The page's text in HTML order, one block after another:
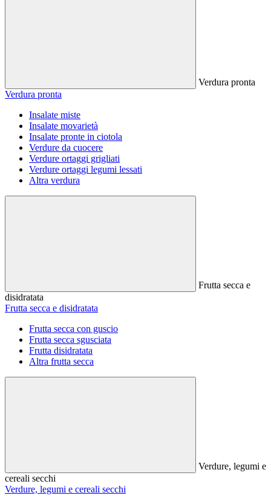
Verdura pronta
Verdura pronta
Insalate miste
Insalate movarietà
Insalate pronte in ciotola
Verdure da cuocere
Verdure ortaggi grigliati
Verdure ortaggi legumi lessati
Altra verdura
Frutta secca e
disidratata
Frutta secca e disidratata
Frutta secca con guscio
Frutta secca sgusciata
Frutta disidratata
Altra frutta secca
Verdure, legumi e
cereali secchi
Verdure, legumi e cereali secchi